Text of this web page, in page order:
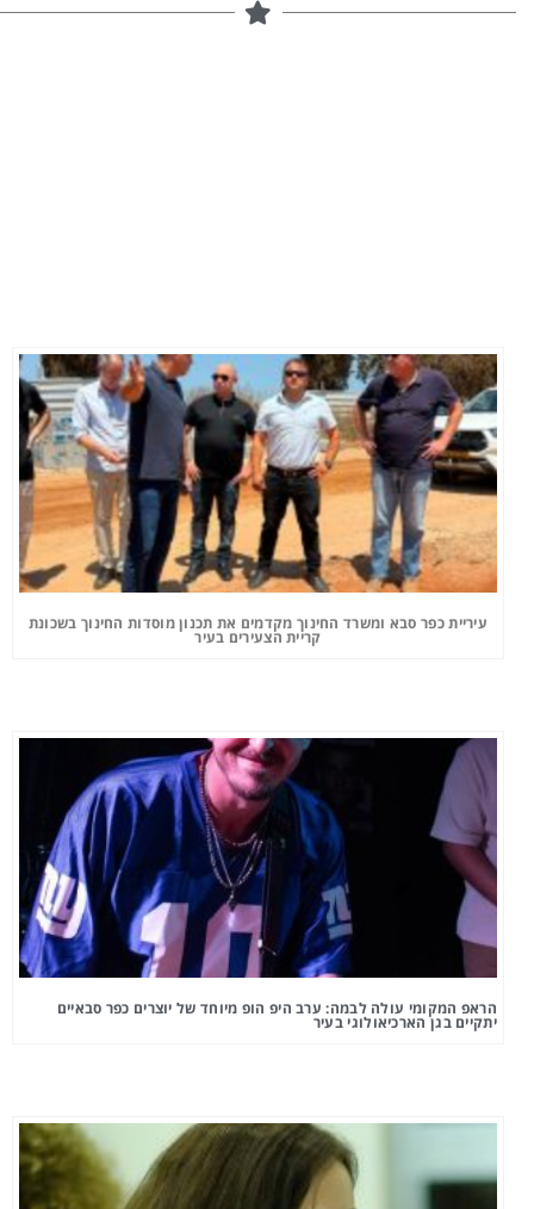
עיריית כפר סבא ומשרד החינוך מקדמים את תכנון מוסדות החינוך בשכונת
קריית הצעירים בעיר
הראפ המקומי עולה לבמה: ערב היפ הופ מיוחד של יוצרים כפר סבאיים
יתקיים בגן הארכיאולוגי בעיר